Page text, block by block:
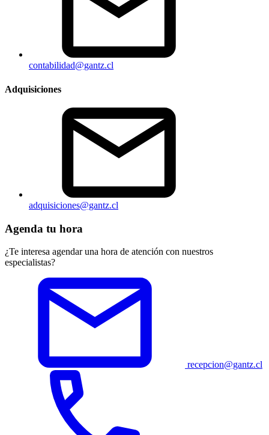
contabilidad@gantz.cl
Adquisiciones
adquisiciones@gantz.cl
Agenda tu hora
¿Te interesa agendar una hora de atención con nuestros
especialistas?
recepcion@gantz.cl